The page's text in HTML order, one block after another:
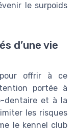
le surpoids
d’une vie
offrir à ce
portée à
dentaire et à la
les risques
le kennel club